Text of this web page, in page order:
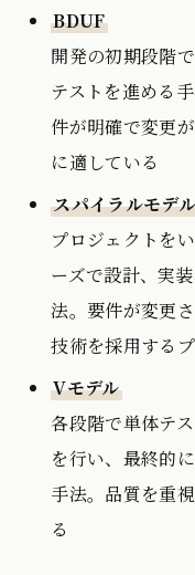
BDUF
開発の初期段階
テストを進める
件が明確で変更
に適している
スパイラルモデル
プロジェクトを
ーズで設計、実
法。要件が変更
技術を採用する
Vモデル
各段階で単体テ
を行い、最終的
手法。品質を重
る